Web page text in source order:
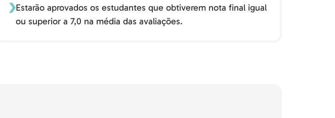
Estarão aprovados os estudantes que obtiverem nota final igual
ou superior a 7,0 na média das avaliações.